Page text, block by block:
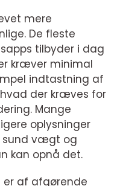
mere
De fleste
tilbyder i dag
kræver minimal
indtastning af
der kræves for
Mange
oplysninger
sund vægt og
kan opnå det.
er af afgørende